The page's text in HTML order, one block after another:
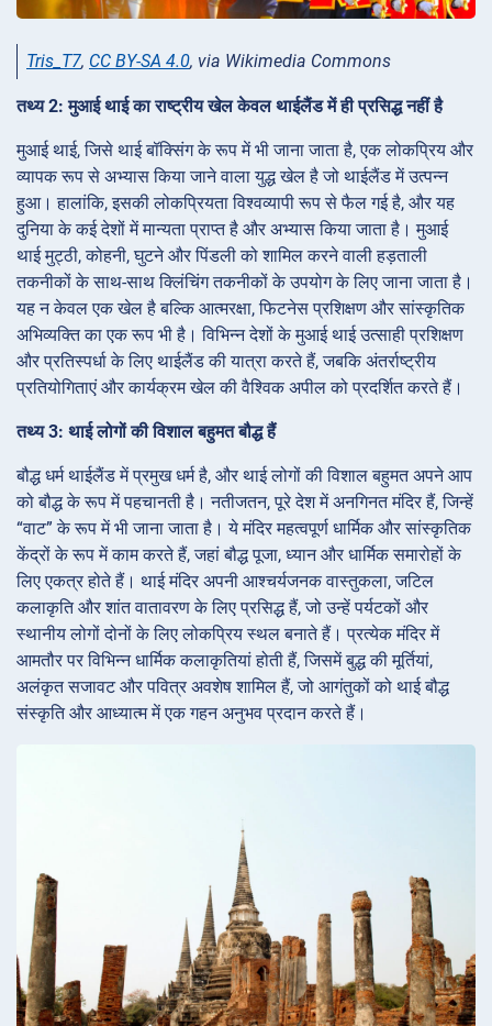
Tris_T7, CC BY-SA 4.0, via Wikimedia Commons
तथ्य 2: मुआई थाई का राष्ट्रीय खेल केवल थाईलैंड में ही प्रसिद्ध नहीं है
मुआई थाई, जिसे थाई बॉक्सिंग के रूप में भी जाना जाता है, एक लोकप्रिय और
व्यापक रूप से अभ्यास किया जाने वाला युद्ध खेल है जो थाईलैंड में उत्पन्न
हुआ। हालांकि, इसकी लोकप्रियता विश्वव्यापी रूप से फैल गई है, और यह
दुनिया के कई देशों में मान्यता प्राप्त है और अभ्यास किया जाता है। मुआई
थाई मुट्ठी, कोहनी, घुटने और पिंडली को शामिल करने वाली हड़ताली
तकनीकों के साथ-साथ क्लिंचिंग तकनीकों के उपयोग के लिए जाना जाता है।
यह न केवल एक खेल है बल्कि आत्मरक्षा, फिटनेस प्रशिक्षण और सांस्कृतिक
अभिव्यक्ति का एक रूप भी है। विभिन्न देशों के मुआई थाई उत्साही प्रशिक्षण
और प्रतिस्पर्धा के लिए थाईलैंड की यात्रा करते हैं, जबकि अंतर्राष्ट्रीय
प्रतियोगिताएं और कार्यक्रम खेल की वैश्विक अपील को प्रदर्शित करते हैं।
तथ्य 3: थाई लोगों की विशाल बहुमत बौद्ध हैं
बौद्ध धर्म थाईलैंड में प्रमुख धर्म है, और थाई लोगों की विशाल बहुमत अपने आप
को बौद्ध के रूप में पहचानती है। नतीजतन, पूरे देश में अनगिनत मंदिर हैं, जिन्हें
“वाट” के रूप में भी जाना जाता है। ये मंदिर महत्वपूर्ण धार्मिक और सांस्कृतिक
केंद्रों के रूप में काम करते हैं, जहां बौद्ध पूजा, ध्यान और धार्मिक समारोहों के
लिए एकत्र होते हैं। थाई मंदिर अपनी आश्चर्यजनक वास्तुकला, जटिल
कलाकृति और शांत वातावरण के लिए प्रसिद्ध हैं, जो उन्हें पर्यटकों और
स्थानीय लोगों दोनों के लिए लोकप्रिय स्थल बनाते हैं। प्रत्येक मंदिर में
आमतौर पर विभिन्न धार्मिक कलाकृतियां होती हैं, जिसमें बुद्ध की मूर्तियां,
अलंकृत सजावट और पवित्र अवशेष शामिल हैं, जो आगंतुकों को थाई बौद्ध
संस्कृति और आध्यात्म में एक गहन अनुभव प्रदान करते हैं।